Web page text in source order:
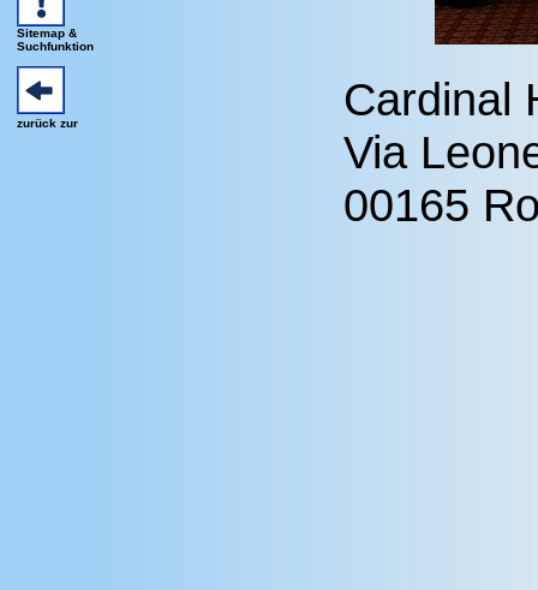
Sitemap &
Suchfunktion
zurück zur
Cardinal
Via
00165